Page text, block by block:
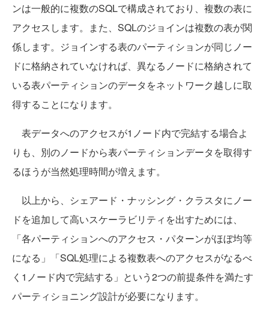
ンは一般的に複数のSQLで構成されており、複数の表に
アクセスします。また、SQLのジョインは複数の表が関
係します。ジョインする表のパーティションが同じノー
ドに格納されていなければ、異なるノードに格納されて
いる表パーティションのデータをネットワーク越しに取
得することになります。
表データへのアクセスが1ノード内で完結する場合よ
りも、別のノードから表パーティションデータを取得す
るほうが当然処理時間が増えます。
以上から、シェアード・ナッシング・クラスタにノー
ドを追加して高いスケーラビリティを出すためには、
「各パーティションへのアクセス・パターンがほぼ均等
になる」「SQL処理による複数表へのアクセスがなるべ
く1ノード内で完結する」という2つの前提条件を満たす
パーティショニング設計が必要になります。